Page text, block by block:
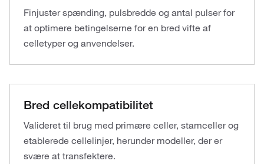
Finjuster spænding, pulsbredde og antal pulser for
at optimere betingelserne for en bred vifte af
celletyper og anvendelser.
Bred cellekompatibilitet
Valideret til brug med primære celler, stamceller og
etablerede cellelinjer, herunder modeller, der er
svære at transfektere.